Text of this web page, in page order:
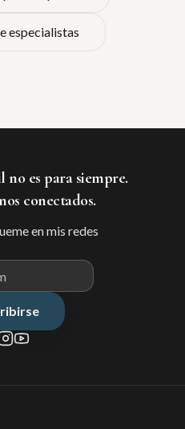
especialistas
es para siempre.
conectados.
en mis redes
Correo electrónico para